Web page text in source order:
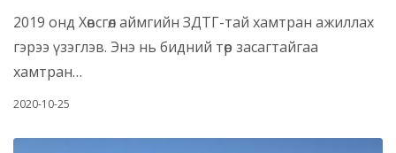
2019 онд Хөвсгөл аймгийн ЗДТГ-тай хамтран ажиллах
гэрээ үзэглэв. Энэ нь бидний төр засагтайгаа
хамтран…
2020-10-25